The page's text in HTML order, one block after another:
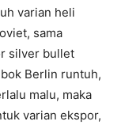
varian heli
sama
silver bullet
Berlin runtuh,
malu, maka
varian ekspor,